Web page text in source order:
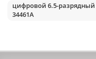
цифровой 6.5-
34461A